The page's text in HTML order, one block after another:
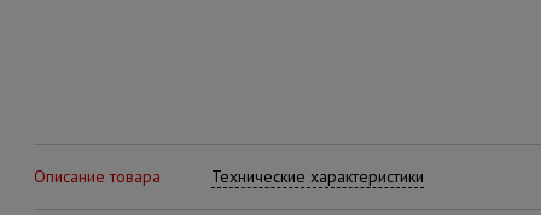
Описание товара Технические характеристики